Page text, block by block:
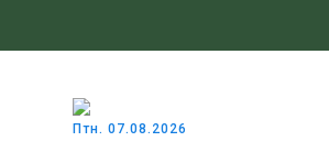
Птн. 07.08.2026